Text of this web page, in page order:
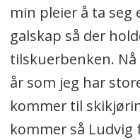
min pleier å ta seg
galskap så der
tilskuerbenken.
år som jeg har
kommer til
kommer så Ludvig